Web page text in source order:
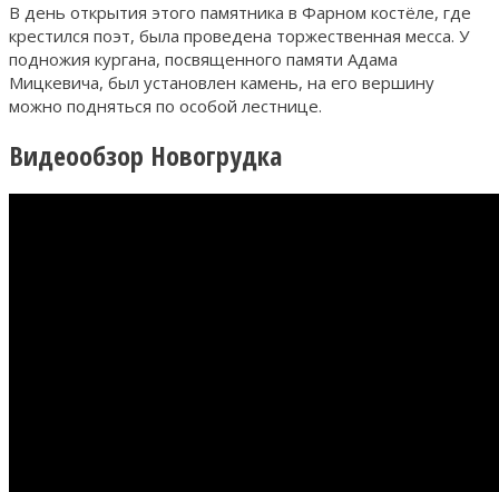
В день открытия этого памятника в Фарном костёле, где
крестился поэт, была проведена торжественная месса. У
подножия кургана, посвященного памяти Адама
Мицкевича, был установлен камень, на его вершину
можно подняться по особой лестнице.
Видеообзор Новогрудка